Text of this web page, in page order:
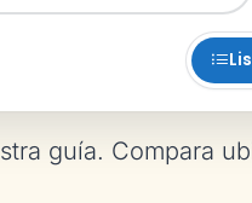
guía. Compara